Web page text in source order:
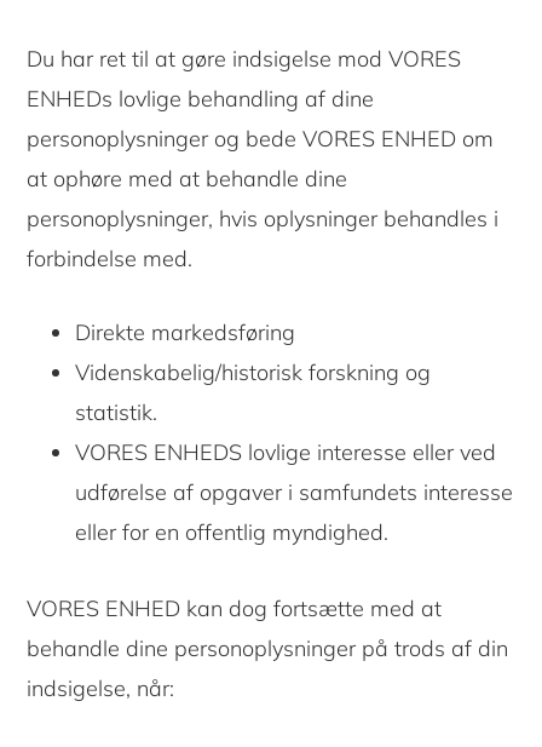
Du har ret til at gøre indsigelse mod VORES
ENHEDs lovlige behandling af dine
personoplysninger og bede VORES ENHED om
at ophøre med at behandle dine
personoplysninger, hvis oplysninger behandles i
forbindelse med.
Direkte markedsføring
Videnskabelig/historisk forskning og
statistik.
VORES ENHEDS lovlige interesse eller ved
udførelse af opgaver i samfundets interesse
eller for en offentlig myndighed.
VORES ENHED kan dog fortsætte med at
behandle dine personoplysninger på trods af din
indsigelse, når: